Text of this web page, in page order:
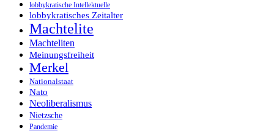
lobbykratische Intellektuelle
lobbykratisches Zeitalter
Machtelite
Machteliten
Meinungsfreiheit
Merkel
Nationalstaat
Nato
Neoliberalismus
Nietzsche
Pandemie